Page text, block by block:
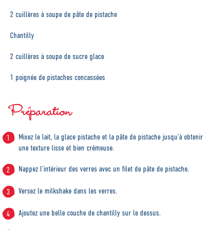
2 cuillères à soupe de pâte de pistache
Chantilly
2 cuillères à soupe de sucre glace
1 poignée de pistaches concassées
Préparation
Mixez le lait, la glace pistache et la pâte de pistache jusqu’à obtenir
une texture lisse et bien crémeuse.
Nappez l’intérieur des verres avec un filet de pâte de pistache.
Versez le milkshake dans les verres.
Ajoutez une belle couche de chantilly sur le dessus.